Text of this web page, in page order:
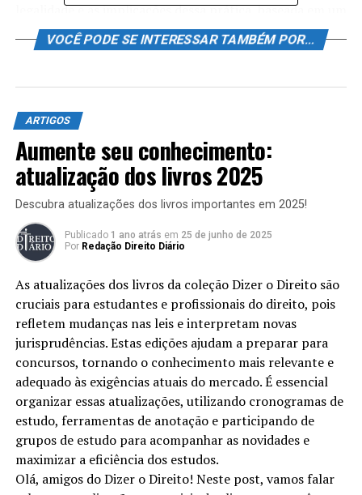
legalidade e as implicações dessa prática, baseada em um
recente julgamento do STJ. Não perca essa análise!
No contexto das investigações policiais, um tema
relevante que se destaca é o uso domonitoramento por
câmeras. Imagine uma situação hipotética em que a
polícia decide usar câmeras de segurança para
monitorar uma área específica devido a um aumento no
tráfico de drogas. Esse tipo de ação levanta questões
sobre a necessidade de autorização judicial,
cidadãos.
Aspectos Legais do Monitoramento
Para compreender melhor, é crucial examinar as leis que
regem o uso de câmeras em áreas públicas. A
Constituição Brasileirae oCódigo Penal trazem
diretrizes sobre o direito à privacidade e a utilização de
tecnologias em investigações. Este cenário gera um
dilema: quando o monitoramento é necessário, o que
deve ser considerado antes de iniciar a vigilância?
VOCÊ PODE SE INTERESSAR TAMBÉM POR...
ARTIGOS
Aumente seu conhecimento:
atualização dos livros 2025
Descubra atualizações dos livros importantes em 2025!
Publicado 1 ano atrás em 25 de junho de 2025
Por Redação Direito Diário
As atualizações dos livros da coleção Dizer o Direito são
cruciais para estudantes e profissionais do direito, pois
refletem mudanças nas leis e interpretam novas
jurisprudências. Estas edições ajudam a preparar para
concursos, tornando o conhecimento mais relevante e
adequado às exigências atuais do mercado. É essencial
organizar essas atualizações, utilizando cronogramas de
estudo, ferramentas de anotação e participando de
grupos de estudo para acompanhar as novidades e
maximizar a eficiência dos estudos.
Olá, amigos do Dizer o Direito! Neste post, vamos falar